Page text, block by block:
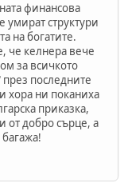
финансова
умират структури
на богатите.
че келнера вече
за всичкото
през последните
хора ни поканиха
приказка,
от добро сърце, а